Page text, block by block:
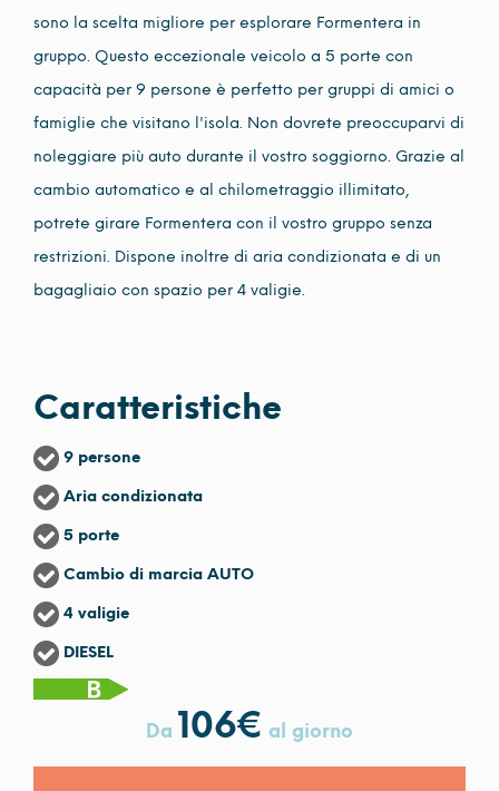
sono la scelta migliore per esplorare Formentera in
gruppo. Questo eccezionale veicolo a 5 porte con
capacità per 9 persone è perfetto per gruppi di amici o
famiglie che visitano l'isola. Non dovrete preoccuparvi di
noleggiare più auto durante il vostro soggiorno. Grazie al
cambio automatico e al chilometraggio illimitato,
potrete girare Formentera con il vostro gruppo senza
restrizioni. Dispone inoltre di aria condizionata e di un
bagagliaio con spazio per 4 valigie.
Caratteristiche
9 persone
Aria condizionata
5 porte
Cambio di marcia AUTO
4 valigie
DIESEL
Da 106€ al giorno